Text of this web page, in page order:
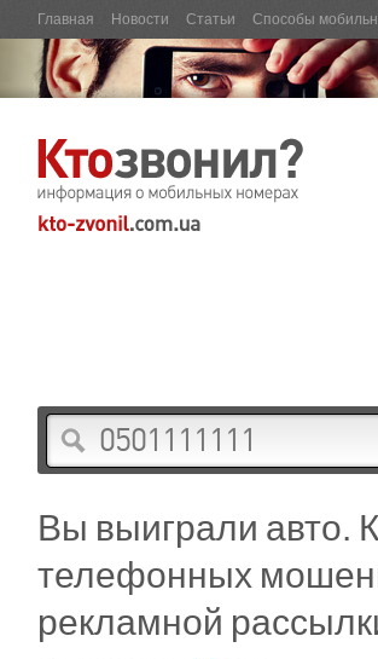
Главная Новости Статьи Способы
Вы выиграли авто.
телефонных
рекламной